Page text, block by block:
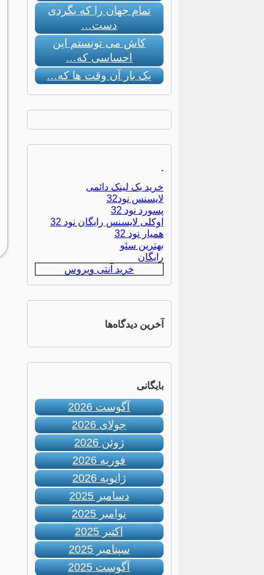
تمام جهان را که بگردی
دست…
کاش می تونستم این
احساسی که…
یک بار آن وقت ها که…
.
خرید بک لینک دائمی
لایسنس نود32
پسورد نود 32
اوکلی لایسنس رایگان نود 32
همیار نود 32
بهترین سئو
رایگان
خرید آنتی ویروس
آخرین دیدگاه‌ها
بایگانی
آگوست 2026
جولای 2026
ژوئن 2026
فوریه 2026
ژانویه 2026
دسامبر 2025
نوامبر 2025
اکتبر 2025
سپتامبر 2025
آگوست 2025